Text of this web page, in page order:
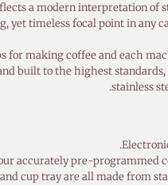
a modern interpretation of
yet timeless focal point in any
for making coffee and each
built to the highest
stainless
accurately pre-programmed
cup tray are all made from